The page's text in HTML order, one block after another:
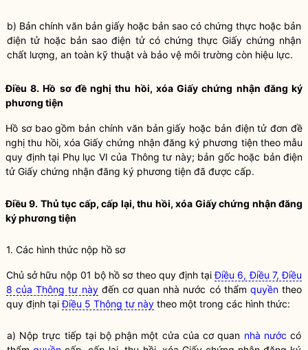
b) Bản chính văn bản giấy hoặc bản sao có chứng thực hoặc bản
điện tử hoặc bản sao điện tử có chứng thực Giấy chứng nhận
chất lượng, an toàn kỹ thuật và bảo vệ môi trường còn hiệu lực.
Điều 8. Hồ sơ đề nghị thu hồi, xóa Giấy chứng nhận đăng ký
phương tiện
Hồ sơ bao gồm bản chính văn bản giấy hoặc bản điện tử đơn đề
nghị thu hồi, xóa Giấy chứng nhận đăng ký phương tiện theo mẫu
quy định tại Phụ lục VI của Thông tư này; bản gốc hoặc bản điện
tử Giấy chứng nhận đăng ký phương tiện đã được cấp.
Điều 9. Thủ tục cấp, cấp lại, thu hồi, xóa Giấy chứng nhận đăng
ký phương tiện
1. Các hình thức nộp hồ sơ
Chủ sở hữu nộp 01 bộ hồ sơ theo quy định tạiĐiều 6, Điều 7, Điều
8 của Thông tư nàyđến cơ quan nhà nước có thẩm quyềntheo
quy định tạiĐiều 5 Thông tư này theo một trong các hình thức:
a) Nộp trực tiếp tại bộ phận một cửa của cơ quan nhà nước có